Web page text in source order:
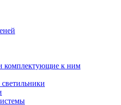
комплектующие к ним